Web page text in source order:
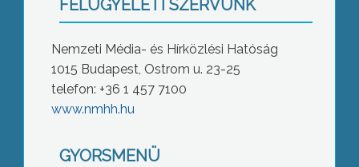
FELÜGYELETI SZERVÜNK
Nemzeti Média- és Hírközlési Hatóság
1015 Budapest, Ostrom u. 23-25
telefon: +36 1 457 7100
www.nmhh.hu
GYORSMENÜ